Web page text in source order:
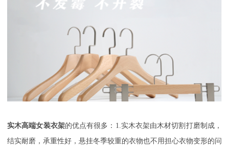
实木高端女装衣架的优点有很多： 1.实木衣架由木材切割打磨制成，
结实耐磨，承重性好，悬挂冬季较重的衣物也不用担心衣物变形的问